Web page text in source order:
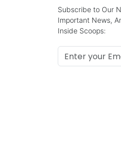
Subscribe to Our
Important News,
Inside Scoops: